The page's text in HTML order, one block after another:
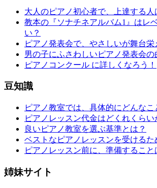
大人のピアノ初心者で、上達する人
教本の『ソナチネアルバム1』はレ
い？
ピアノ発表会で、やさしいが舞台栄
男の子にふさわしいピアノ発表会の
ピアノコンクール に詳しくなろう！
豆知識
ピアノ教室では、具体的にどんなこ
ピアノレッスン代金はどくれくらい
良いピアノ教室を選ぶ基準とは？
ベストなピアノレッスンを受ける
ピアノレッスン前に、準備すること
姉妹サイト